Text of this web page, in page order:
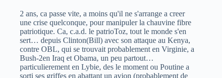
2 ans, ca passe vite, a moins qu'il ne s'arrange a creer
une crise quelconque, pour manipuler la chauvine fibre
patriotique. Ca, c.a.d. le patrioToz, tout le monde s'en
sert… depuis Clinton(Bill) avec son attaque au Kenya,
contre OBL, qui se trouvait probablement en Virginie, a
Bush-2en Iraq et Obama, un peu partout…
particulierement en Lybie, des le moment ou Poutine a
sorti ses griffes en abattant un avion (probablement de